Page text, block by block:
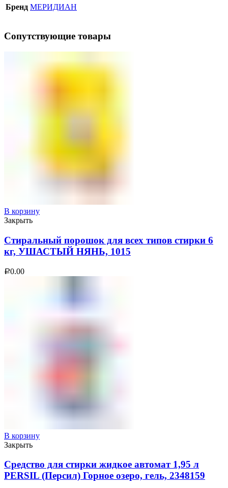
Бренд МЕРИДИАН
Сопутствующие товары
В корзину
Закрыть
Стиральный порошок для всех типов стирки 6
кг, УШАСТЫЙ НЯНЬ, 1015
Р0.00
В корзину
Закрыть
Средство для стирки жидкое автомат 1,95 л
PERSIL (Персил) Горное озеро, гель, 2348159